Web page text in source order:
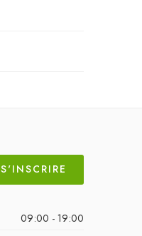
S'INSCRIRE
09:00 - 19:00